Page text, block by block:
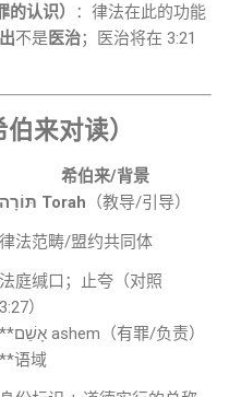
认识）
：律法在此的功能
不是 医治；医治将在 3:21
来对读）
希伯来/背景
תּוֹרָה Torah （教导/引导）
律法范畴/盟约共同体
法庭缄口；止夸（对照
3:27）
**אָשֵׁם ashem（有罪/负责）
**语域